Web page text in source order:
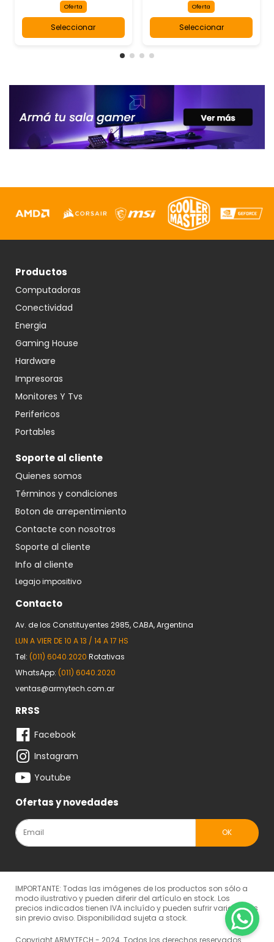
Oferta
Seleccionar
Oferta
Seleccionar
Productos
Computadoras
Conectividad
Energia
Gaming House
Hardware
Impresoras
Monitores Y Tvs
Perifericos
Portables
Soporte al cliente
Quienes somos
Términos y condiciones
Boton de arrepentimiento
Contacte con nosotros
Soporte al cliente
Info al cliente
Legajo impositivo
Contacto
Av. de los Constituyentes 2985, CABA, Argentina
LUN A VIER DE 10 A 13 / 14 A 17 HS
Tel: (011) 6040.2020 Rotativas
WhatsApp: (011) 6040.2020
ventas@armytech.com.ar
RRSS
Facebook
Instagram
Youtube
Ofertas y novedades
IMPORTANTE: Todas las imágenes de los productos son sólo a
modo ilustrativo y pueden diferir del artículo en stock. Los
precios indicados tienen IVA incluído y pueden sufrir variaciones
sin previo aviso. Disponibilidad sujeta a stock.
Copyright ARMYTECH - 2024. Todos los derechos reservados.